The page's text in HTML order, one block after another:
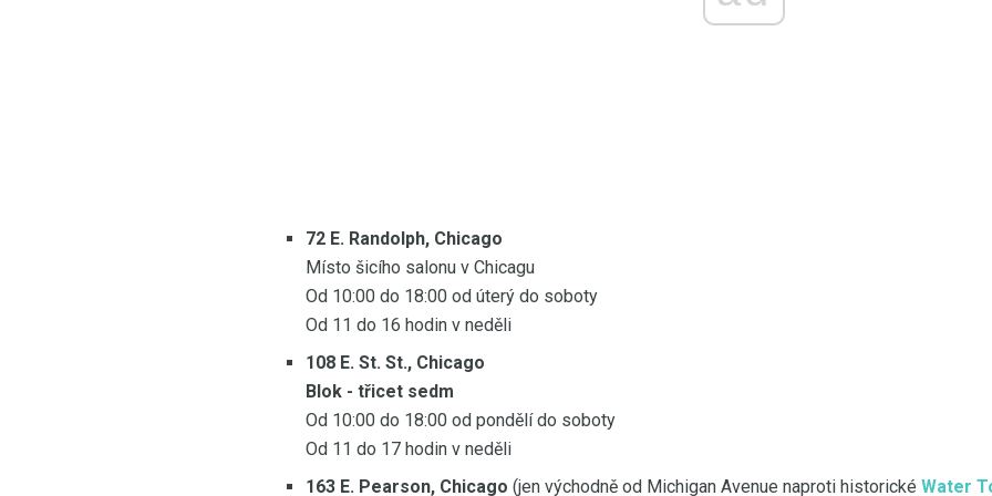
72 E. Randolph, Chicago
Místo šicího salonu v Chicagu
Od 10:00 do 18:00 od úterý do soboty
Od 11 do 16 hodin v neděli
108 E. St. St., Chicago
Blok - třicet sedm
Od 10:00 do 18:00 od pondělí do soboty
Od 11 do 17 hodin v neděli
163 E. Pearson, Chicago (jen východně od Michigan Avenue naproti historické Water